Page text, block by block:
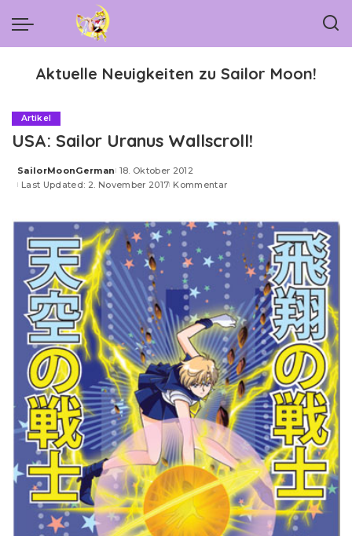
Aktuelle Neuigkeiten zu Sailor Moon!
Artikel
USA: Sailor Uranus Wallscroll!
Posted
by
SailorMoonGerman 18. Oktober 2012
Last Updated: 2. November 2017 Kommentar